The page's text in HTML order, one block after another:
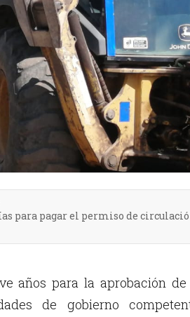
para pagar el permiso de
años para la aprobación
de gobierno